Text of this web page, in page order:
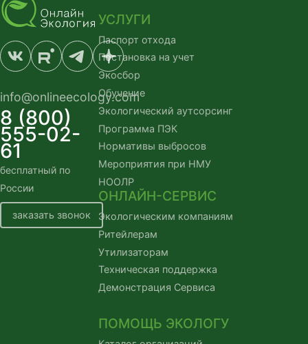
info@onlineecology.com
8 (800)
555-02-
61
бесплатный по
России
заказать звонок
УСЛУГИ
Паспорт отхода
Постановка на учет
Экосбор
Обучение
Экологический аутсорсинг
Программа ПЭК
Нормативы выбросов
Мероприятия при НМУ
НООЛР
ОНЛАЙН-СЕРВИС
Экологическим компаниям
Ритейлерам
Утилизаторам
Техническая поддержка
Демонстрация Сервиса
ПОМОЩЬ ЭКОЛОГУ